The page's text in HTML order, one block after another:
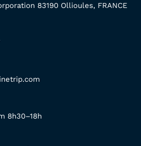
83190 Ollioules, FRANCE
8h30–18h